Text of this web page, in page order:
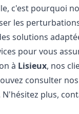
c'est pourquoi
les
solutions
pour vous
à Lisieux, nos
consulter
plus,